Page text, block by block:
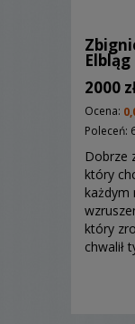
Elbląg
2000
Ocena:
Poleceń:
Dobrze
który
każdym
który
chwalił
co